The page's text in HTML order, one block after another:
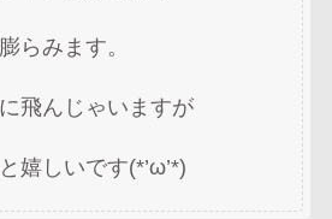
らみます。
飛んじゃいますが
嬉しいです(*’ω’*)